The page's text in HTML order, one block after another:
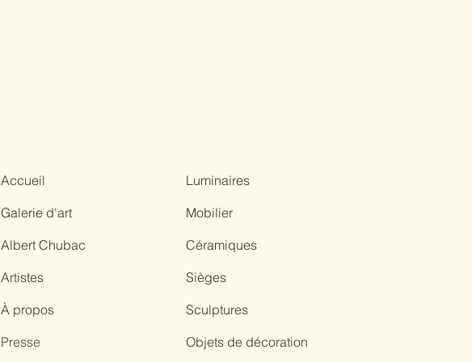
Accueil
Galerie d'art
Albert Chubac
Artistes
À propos
Presse
Luminaires
Mobilier
Céramiques
Sièges
Sculptures
Objets de décoration